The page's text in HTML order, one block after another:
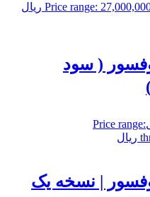
Price range: 27,000,000 ریال
( سود
Price range:
| نسخه یک